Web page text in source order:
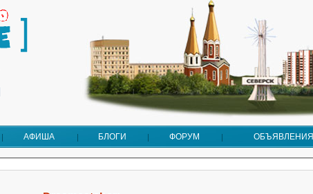
АФИША БЛОГИ ФОРУМ ОБЪЯВЛЕНИЯ